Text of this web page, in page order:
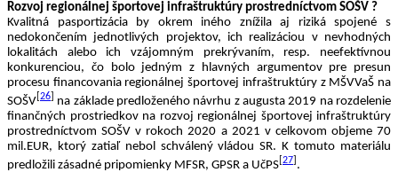
Rozvoj regionálnej športovej infraštruktúry prostredníctvom SOŠV ?
Kvalitná pasportizácia by okrem iného znížila aj riziká spojené s
nedokončením jednotlivých projektov, ich realizáciou v nevhodných
lokalitách alebo ich vzájomným prekrývaním, resp. neefektívnou
konkurenciou, čo bolo jedným z hlavných argumentov pre presun
procesu financovania regionálnej športovej infraštruktúry z MŠVVaŠ na
SOŠV 26
na základe predloženého návrhu z augusta 2019 na rozdelenie
finančných prostriedkov na rozvoj regionálnej športovej infraštruktúry
prostredníctvom SOŠV v rokoch 2020 a 2021 v celkovom objeme 70
mil.EUR, ktorý zatiaľ nebol schválený vládou SR. K tomuto materiálu
predložili zásadné pripomienky MFSR, GPSR a UčPS 27 .